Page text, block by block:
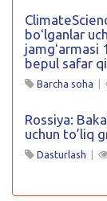
boʻlganlar
jamgʻarmasi
bepul safar
Barcha soha |
Rossiya:
uchun to’liq
Dasturlash |